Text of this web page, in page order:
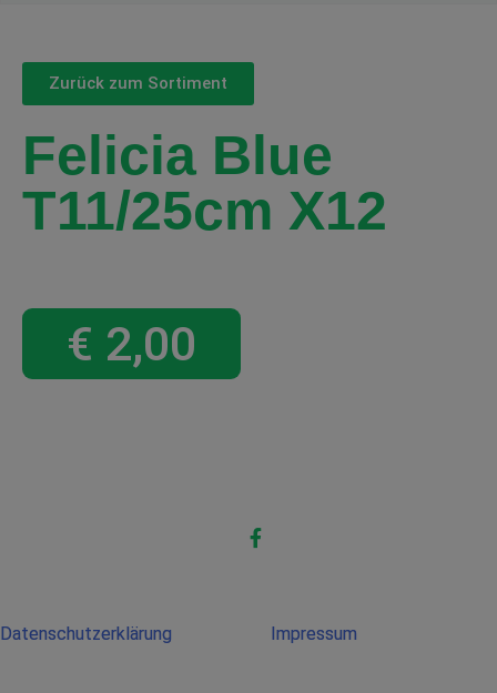
Zurück zum Sortiment
Felicia Blue
T11/25cm X12
€ 2,00
Impressum
Datenschutzerklärung